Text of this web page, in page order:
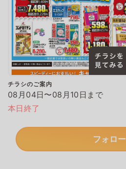
チラシのご案内
08月04日〜08月10日まで
本日終了
フォロー